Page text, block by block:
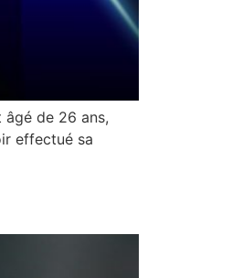
âgé de 26 ans,
effectué sa